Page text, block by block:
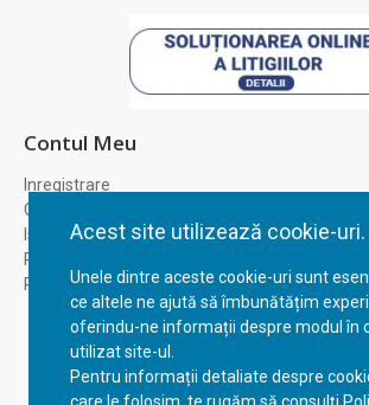
Acest site utilizează cookie-uri.
Unele dintre aceste cookie-uri sunt
ce altele ne ajută să îmbunătățim
oferindu-ne informații despre modul în
utilizat site-ul.
Pentru informații detaliate despre
Contul Meu
Inregistrare
Contul meu
Istoric comenzi
Recuperare parola
Returnare produs